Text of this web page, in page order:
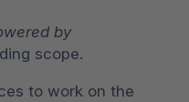
by
scope.
to work on the